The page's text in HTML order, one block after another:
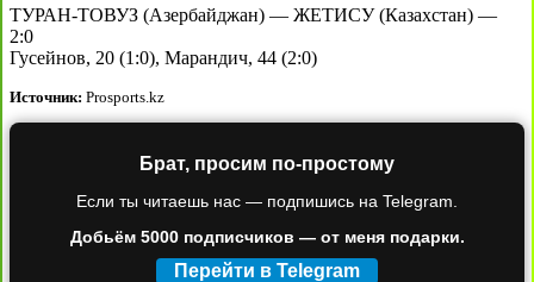
ТУРАН-ТОВУЗ (Азербайджан) — ЖЕТИСУ (Казахстан) —
2:0
Гусейнов, 20 (1:0), Марандич, 44 (2:0)
Источник: Prosports.kz
Брат, просим по-простому
Если ты читаешь нас — подпишись на Telegram.
Добьём 5000 подписчиков — от меня подарки.
Перейти в Telegram